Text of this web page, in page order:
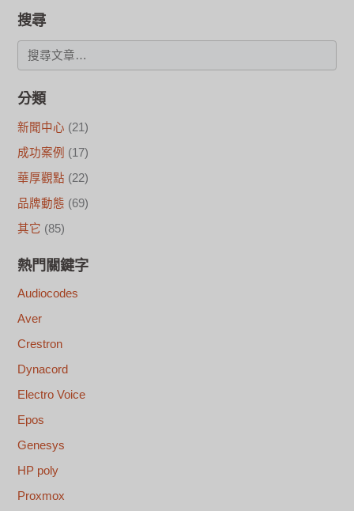
搜尋
分類
新聞中心 (21)
成功案例 (17)
華厚觀點 (22)
品牌動態 (69)
其它 (85)
熱門關鍵字
Audiocodes
Aver
Crestron
Dynacord
Electro Voice
Epos
Genesys
HP poly
Proxmox